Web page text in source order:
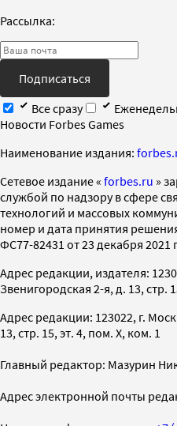
Рассылка:
Подписаться
Все сразу
Новости Forbes Games
Наименование издания:
Cетевое издание « forbes.ru »
службой по надзору в сфере
технологий и массовых
номер и дата принятия
ФС77-82431 от 23 декабря 2021
Адрес редакции, издателя:
Звенигородская 2-я, д. 13, стр.
Адрес редакции: 123022, г.
13, стр. 15, эт. 4, пом. X, ком. 1
Главный редактор: Мазурин
Адрес электронной почты